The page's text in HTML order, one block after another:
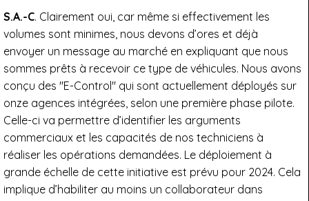
S.A.-C. Clairement oui, car même si effectivement les
volumes sont minimes, nous devons d’ores et déjà
envoyer un message au marché en expliquant que nous
sommes prêts à recevoir ce type de véhicules. Nous avons
conçu des "E-Control" qui sont actuellement déployés sur
onze agences intégrées, selon une première phase pilote.
Celle-ci va permettre d’identifier les arguments
commerciaux et les capacités de nos techniciens à
réaliser les opérations demandées. Le déploiement à
grande échelle de cette initiative est prévu pour 2024. Cela
implique d’habiliter au moins un collaborateur dans